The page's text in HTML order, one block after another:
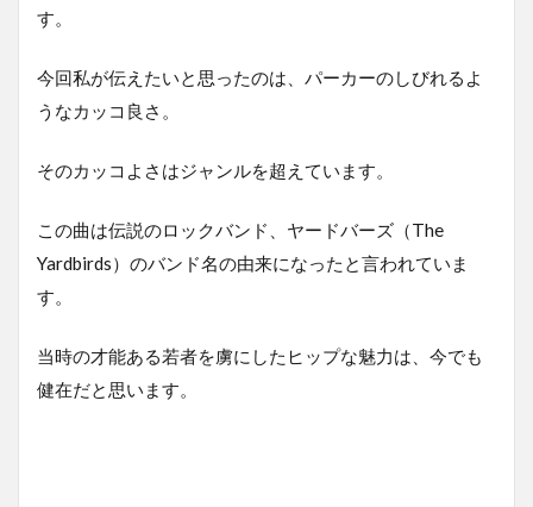
す。
今回私が伝えたいと思ったのは、パーカーのしびれるよ
うなカッコ良さ。
そのカッコよさはジャンルを超えています。
この曲は伝説のロックバンド、ヤードバーズ（The
Yardbirds）のバンド名の由来になったと言われていま
す。
当時の才能ある若者を虜にしたヒップな魅力は、今でも
健在だと思います。